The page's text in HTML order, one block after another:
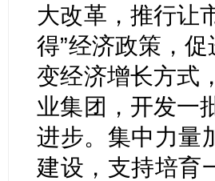
大改革，推行让
得”经济政策，
变经济增长方式
业集团，开发一
进步。集中力量
建设，支持培育